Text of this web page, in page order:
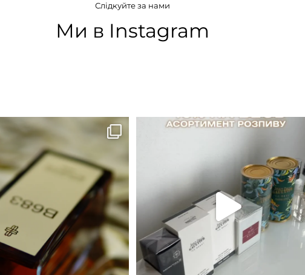
Білоквіткові
Слідкуйте за нами
Ми в Instagram
Barrois B683 - це запах вечора в...
19 0
Знижка 15 % діє НА ОНЛАЙН